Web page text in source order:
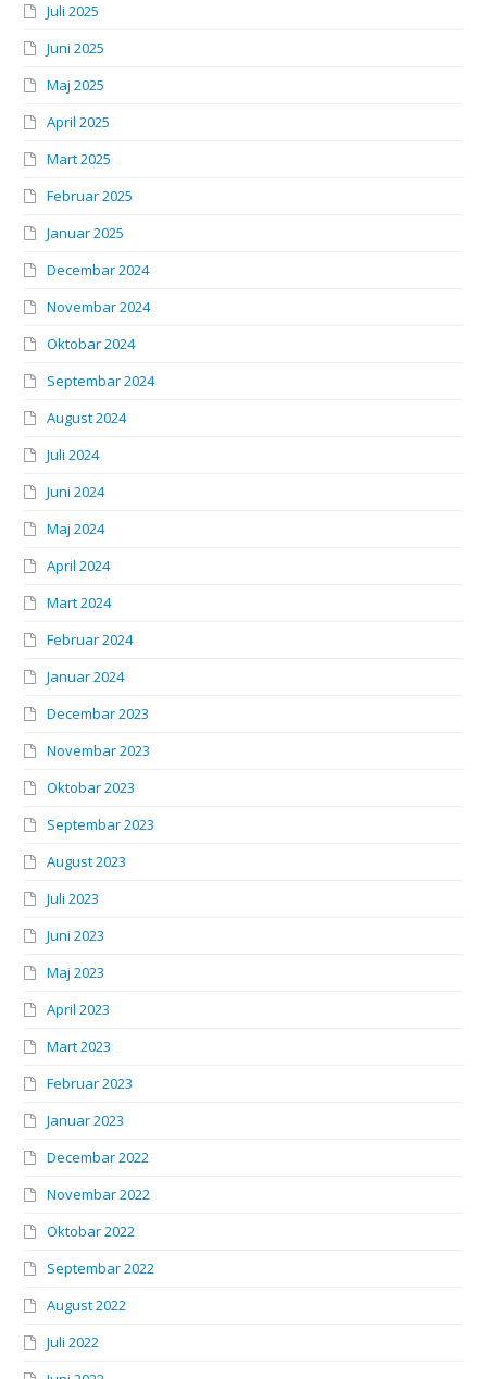
Juli 2025
Juni 2025
Maj 2025
April 2025
Mart 2025
Februar 2025
Januar 2025
Decembar 2024
Novembar 2024
Oktobar 2024
Septembar 2024
August 2024
Juli 2024
Juni 2024
Maj 2024
April 2024
Mart 2024
Februar 2024
Januar 2024
Decembar 2023
Novembar 2023
Oktobar 2023
Septembar 2023
August 2023
Juli 2023
Juni 2023
Maj 2023
April 2023
Mart 2023
Februar 2023
Januar 2023
Decembar 2022
Novembar 2022
Oktobar 2022
Septembar 2022
August 2022
Juli 2022